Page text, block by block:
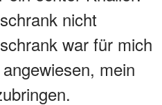
nicht
war für mich
mein